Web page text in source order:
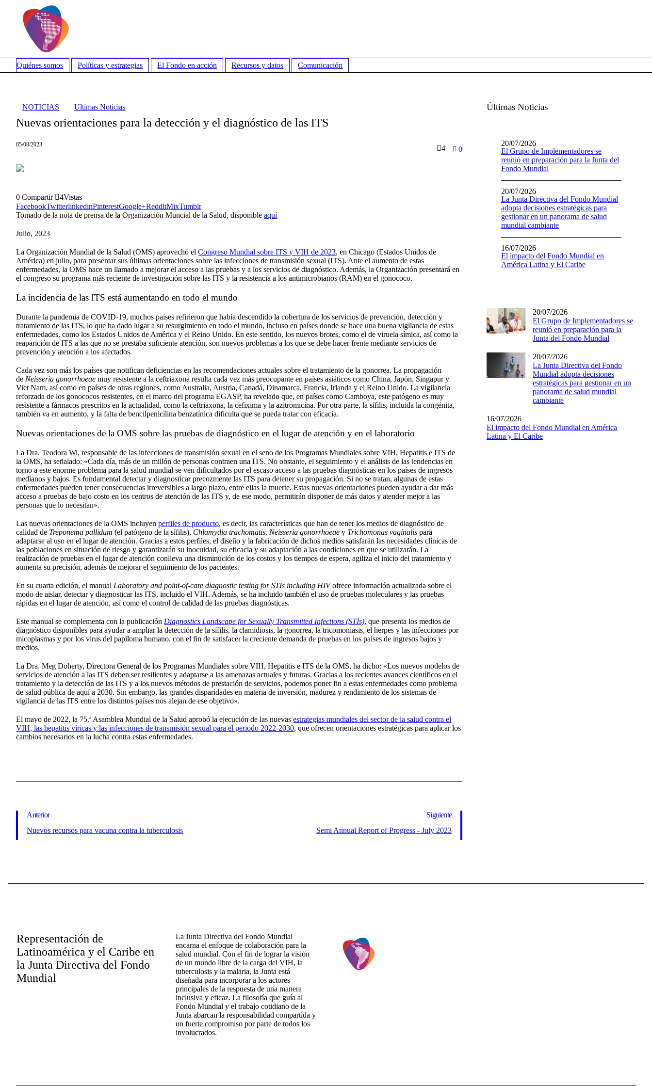
Quiénes somos Políticas y estrategias El Fondo en acción Recursos y datos Comunicación
NOTICIAS Ultimas Noticias
Nuevas orientaciones para la detección y el diagnóstico de las ITS
4 0
05/08/2023
0Compartir 4Vistas
FacebookTwitterlinkedinPinterestGoogle+RedditMixTumblr
Tomado de la nota de prensa de la Organización Muncial de la Salud, disponibleaquí
Julio, 2023
La Organización Mundial de la Salud (OMS) aprovechó elCongreso Mundial sobre ITS y VIH de 2023, en Chicago (Estados Unidos de
América) en julio, para presentar sus últimas orientaciones sobre las infecciones de transmisión sexual (ITS). Ante el aumento de estas
enfermedades, la OMS hace un llamado a mejorar el acceso a las pruebas y a los servicios de diagnóstico. Además, la Organización presentará en
el congreso su programa más reciente de investigación sobre las ITS y la resistencia a los antimicrobianos (RAM) en el gonococo.
La incidencia de las ITS está aumentando en todo el mundo
Durante la pandemia de COVID-19, muchos países refirieron que había descendido la cobertura de los servicios de prevención, detección y
tratamiento de las ITS, lo que ha dado lugar a su resurgimiento en todo el mundo, incluso en países donde se hace una buena vigilancia de estas
enfermedades, como los Estados Unidos de América y el Reino Unido. En este sentido, los nuevos brotes, como el de viruela símica, así como la
reaparición de ITS a las que no se prestaba suficiente atención, son nuevos problemas a los que se debe hacer frente mediante servicios de
prevención y atención a los afectados.
Cada vez son más los países que notifican deficiencias en las recomendaciones actuales sobre el tratamiento de la gonorrea. La propagación
de Neisseria gonorrhoeae muy resistente a la ceftriaxona resulta cada vez más preocupante en países asiáticos como China, Japón, Singapur y
Viet Nam, así como en países de otras regiones, como Australia, Austria, Canadá, Dinamarca, Francia, Irlanda y el Reino Unido. La vigilancia
reforzada de los gonococos resistentes, en el marco del programa EGASP, ha revelado que, en países como Camboya, este patógeno es muy
resistente a fármacos prescritos en la actualidad, como la ceftriaxona, la cefixima y la azitromicina. Por otra parte, la sífilis, incluida la congénita,
también va en aumento, y la falta de bencilpenicilina benzatínica dificulta que se pueda tratar con eficacia.
Nuevas orientaciones de la OMS sobre las pruebas de diagnóstico en el lugar de atención y en el laboratorio
La Dra. Teodora Wi, responsable de las infecciones de transmisión sexual en el seno de los Programas Mundiales sobre VIH, Hepatitis e ITS de
la OMS, ha señalado: «Cada día, más de un millón de personas contraen una ITS. No obstante, el seguimiento y el análisis de las tendencias en
torno a este enorme problema para la salud mundial se ven dificultados por el escaso acceso a las pruebas diagnósticas en los países de ingresos
medianos y bajos. Es fundamental detectar y diagnosticar precozmente las ITS para detener su propagación. Si no se tratan, algunas de estas
enfermedades pueden tener consecuencias irreversibles a largo plazo, entre ellas la muerte. Estas nuevas orientaciones pueden ayudar a dar más
acceso a pruebas de bajo costo en los centros de atención de las ITS y, de ese modo, permitirán disponer de más datos y atender mejor a las
personas que lo necesitan».
Las nuevas orientaciones de la OMS incluyenperfiles de producto, es decir, las características que han de tener los medios de diagnóstico de
calidad de Treponema pallidum (el patógeno de la sífilis), Chlamydia trachomatis, Neisseria gonorrhoeae y Trichomonas vaginalis para
adaptarse al uso en el lugar de atención. Gracias a estos perfiles, el diseño y la fabricación de dichos medios satisfarán las necesidades clínicas de
las poblaciones en situación de riesgo y garantizarán su inocuidad, su eficacia y su adaptación a las condiciones en que se utilizarán. La
realización de pruebas en el lugar de atención conlleva una disminución de los costos y los tiempos de espera, agiliza el inicio del tratamiento y
aumenta su precisión, además de mejorar el seguimiento de los pacientes.
En su cuarta edición, el manual Laboratory and point-of-care diagnostic testing for STIs including HIVofrece información actualizada sobre el
modo de aislar, detectar y diagnosticar las ITS, incluido el VIH. Además, se ha incluido también el uso de pruebas moleculares y las pruebas
rápidas en el lugar de atención, así como el control de calidad de las pruebas diagnósticas.
Este manual se complementa con la publicación Diagnostics Landscape for Sexually Transmitted Infections (STIs), que presenta los medios de
diagnóstico disponibles para ayudar a ampliar la detección de la sífilis, la clamidiosis, la gonorrea, la tricomoniasis, el herpes y las infecciones por
micoplasmas y por los virus del papiloma humano, con el fin de satisfacer la creciente demanda de pruebas en los países de ingresos bajos y
medios.
La Dra. Meg Doherty, Directora General de los Programas Mundiales sobre VIH, Hepatitis e ITS de la OMS, ha dicho: «Los nuevos modelos de
servicios de atención a las ITS deben ser resilientes y adaptarse a las amenazas actuales y futuras. Gracias a los recientes avances científicos en el
tratamiento y la detección de las ITS y a los nuevos métodos de prestación de servicios, podemos poner fin a estas enfermedades como problema
de salud pública de aquí a 2030. Sin embargo, las grandes disparidades en materia de inversión, madurez y rendimiento de los sistemas de
vigilancia de las ITS entre los distintos países nos alejan de ese objetivo».
El mayo de 2022, la 75.ª Asamblea Mundial de la Salud aprobó la ejecución de las nuevasestrategias mundiales del sector de la salud contra el
VIH, las hepatitis víricas y las infecciones de transmisión sexual para el periodo 2022-2030, que ofrecen orientaciones estratégicas para aplicar los
cambios necesarios en la lucha contra estas enfermedades.
Anterior
Nuevos recursos para vacuna contra la tuberculosis
Siguiente
Semi Annual Report of Progress - July 2023
Últimas Noticias
El Grupo de Implementadores se
reunió en preparación para la Junta del
Fondo Mundial
20/07/2026
La Junta Directiva del Fondo Mundial
adopta decisiones estratégicas para
gestionar en un panorama de salud
mundial cambiante
20/07/2026
El impacto del Fondo Mundial en
América Latina y El Caribe
16/07/2026
20/07/2026
El Grupo de Implementadores se
reunió en preparación para la
Junta del Fondo Mundial
20/07/2026
La Junta Directiva del Fondo
Mundial adopta decisiones
estratégicas para gestionar en un
panorama de salud mundial
cambiante
16/07/2026
El impacto del Fondo Mundial en América
Latina y El Caribe
Representación de
Latinoamérica y el Caribe en
la Junta Directiva del Fondo
Mundial
La Junta Directiva del Fondo Mundial
encarna el enfoque de colaboración para la
salud mundial. Con el fin de lograr la visión
de un mundo libre de la carga del VIH, la
tuberculosis y la malaria, la Junta está
diseñada para incorporar a los actores
principales de la respuesta de una manera
inclusiva y eficaz. La filosofía que guía al
Fondo Mundial y el trabajo cotidiano de la
Junta abarcan la responsabilidad compartida y
un fuerte compromiso por parte de todos los
involucrados.